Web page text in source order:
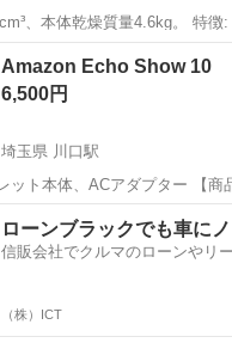
、本体乾燥質量4.6kg。 特徴
ト 軽くて使いやすく、ワイヤ
見て頂いて宜しければお譲り
Amazon Echo Show 10
6,500円
埼玉県 川口駅
、ACアダプター 【商品状態】 動作確認済
しては比較的綺麗な状態です。
川口駅 その他
ローンブラックでも車に
信販会社でクルマのローンやリ
（株）ICT